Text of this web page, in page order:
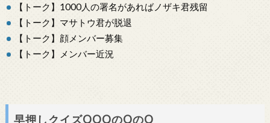
【トーク】1000人の署名があればノザキ君残留
【トーク】マサトウ君が脱退
【トーク】顔メンバー募集
【トーク】メンバー近況
早押しクイズQQQのQのQ